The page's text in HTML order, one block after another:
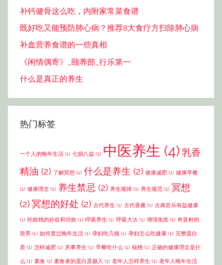
补钙健骨这么吃，内附家常菜食谱
既好吃又能预防肺心病？推荐8大食疗方扫除肺心病
补血营养食谱的一些真相
《闲情偶寄》_颐养部_行乐第一
什么是真正的养生
热门标签
一个人的晚年生活 (1) 七损八益 (1) 中医养生 (4) 乳香
精油 (2) 了解冥想 (1) 什么是养生 (2) 健康减肥 (1) 健康早餐
(1) 健康理念 (1) 养生禁忌 (2) 养生规律 (1) 养生规范 (1) 冥想
(2)冥想的好处 (2) 古代养生 (1) 古代香囊 (1) 古典音乐有益健康
(1) 吃核桃的好处和功效 (1) 呼吸养生 (1) 呼吸大法 (1) 增强免疫 (1) 奇亚籽的
营养 (1) 如何度过晚年生活 (1) 孕妇吃几顿 (1) 孕妇怎么吃健康 (1) 完整蛋白
质 (1) 怎样减肥 (1) 房事养生 (1) 早餐吃什么 (1) 核桃 (1) 正确的健康理念是什
么 (1) 素食 (1) 素食者的蛋白质摄入 (1) 老年人怎样养生 (1) 老年人晚年生活